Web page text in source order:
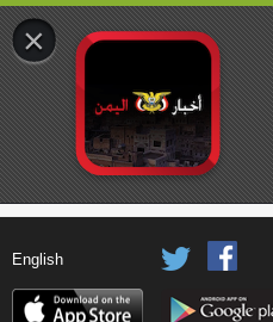
English
×